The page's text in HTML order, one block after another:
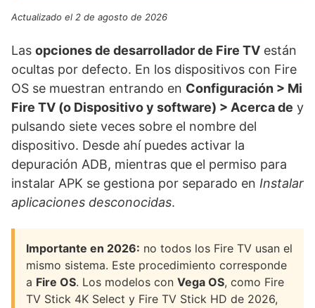
Actualizado el 2 de agosto de 2026
Las opciones de desarrollador de Fire TV están
ocultas por defecto. En los dispositivos con Fire
OS se muestran entrando en Configuración > Mi
Fire TV (o Dispositivo y software) > Acerca de y
pulsando siete veces sobre el nombre del
dispositivo. Desde ahí puedes activar la
depuración ADB, mientras que el permiso para
instalar APK se gestiona por separado en Instalar
aplicaciones desconocidas.
Importante en 2026: no todos los Fire TV usan el
mismo sistema. Este procedimiento corresponde
a Fire OS. Los modelos con Vega OS, como Fire
TV Stick 4K Select y Fire TV Stick HD de 2026,